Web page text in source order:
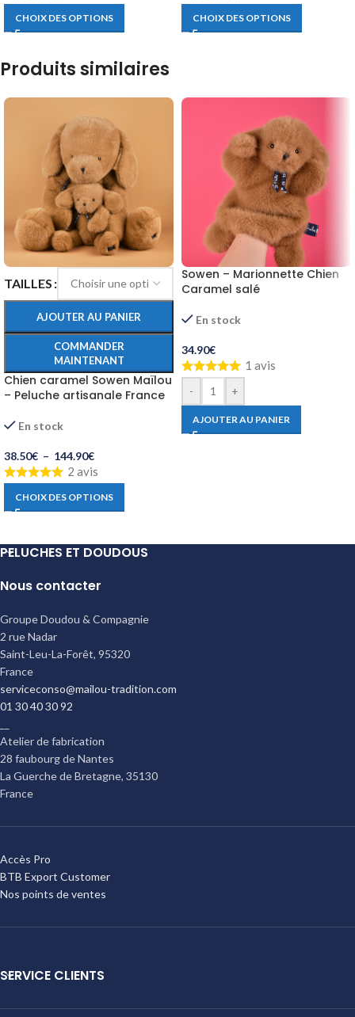
CHOIX DES OPTIONS CHOIX DES OPTIONS
Produits similaires
TAILLES
AJOUTER AU PANIER
COMMANDER
MAINTENANT
Chien caramel Sowen Maïlou
– Peluche artisanale France
En stock
38.50€ – 144.90€
2 avis
CHOIX DES OPTIONS
Sowen – Marionnette Chien
Caramel salé
En stock
34.90€
1 avis
- +
AJOUTER AU PANIER
PELUCHES ET DOUDOUS
Nous contacter
Groupe Doudou & Compagnie
2 rue Nadar
Saint-Leu-La-Forêt, 95320
France
serviceconso@mailou-tradition.com
01 30 40 30 92
Atelier de fabrication
28 faubourg de Nantes
La Guerche de Bretagne, 35130
France
Accès Pro
BTB Export Customer
Nos points de ventes
SERVICE CLIENTS